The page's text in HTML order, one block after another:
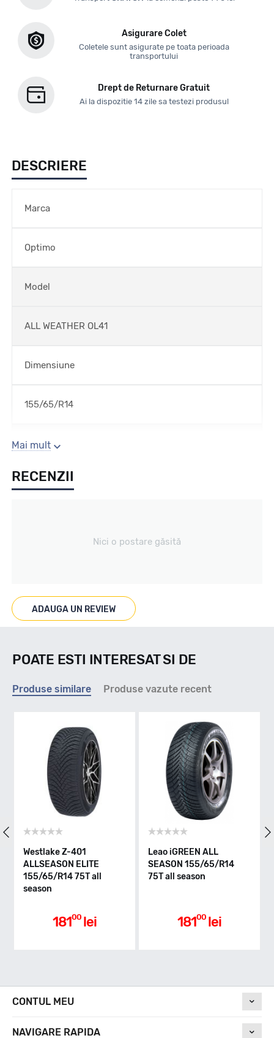
Asigurare Colet
Coletele sunt asigurate pe toata perioada
transportului
Drept de Returnare Gratuit
Ai la dispozitie 14 zile sa testezi produsul
DESCRIERE
Marca
Optimo
Model
ALL WEATHER OL41
Dimensiune
155/65/R14
Sezon
All season
Marcaje
Indice viteza
Indice greutate
D
Aderenta pe carosabil ud
Nivel de zgomot
71
Mai mult
RECENZII
Nici o postare găsită
ADAUGA UN REVIEW
POATE ESTI INTERESAT SI DE
Produse similare Produse vazute recent
Westlake Z-401
ALLSEASON ELITE
155/65/R14 75T all
season
18100 lei
Leao iGREEN ALL
SEASON 155/65/R14
75T all season
18100 lei
CONTUL MEU
NAVIGARE RAPIDA